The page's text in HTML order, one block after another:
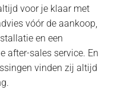
voor je klaar met
vóór de aankoop,
en een
after-sales service. En
vinden zij altijd